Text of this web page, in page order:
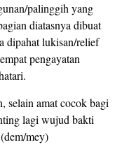
palinggih yang
diatasnya dibuat
dipahat lukisan/relief
pengayatan
selain amat cocok bagi
lagi wujud bakti
mey)